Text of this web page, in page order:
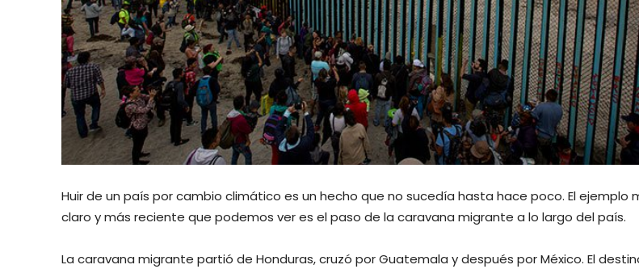
Huir de un país por cambio climático es un hecho que no sucedía hasta hace poco. El ejemplo
claro y más reciente que podemos ver es el paso de la caravana migrante a lo largo del país.
La caravana migrante partió de Honduras, cruzó por Guatemala y después por México. El